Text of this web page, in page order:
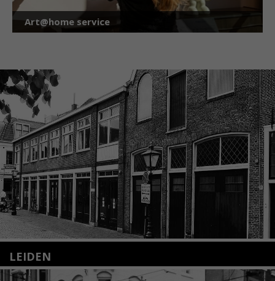
Art@home service
LEIDEN
Nieuwstraat 35